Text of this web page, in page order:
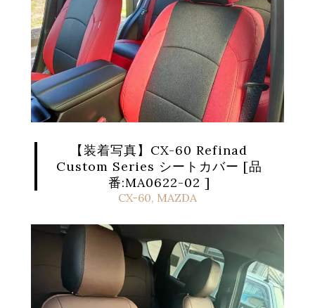
【装着写真】CX-60 Refinad
Custom Series シートカバー [品
番:MA0622-02 ]
CX-60, MAZDA